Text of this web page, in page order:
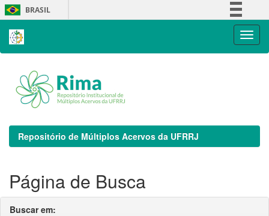
Skip
navigation
BRASIL
Repositório de Múltiplos Acervos da UFRRJ
Página de Busca
Buscar em: